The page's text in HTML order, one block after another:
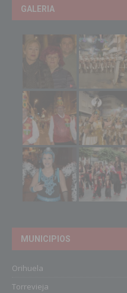
GALERIA
MUNICIPIOS
Orihuela
Torrevieja